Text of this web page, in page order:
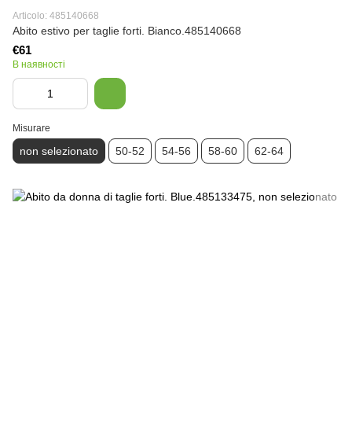
Articolo: 485140668
Abito estivo per taglie forti. Bianco.485140668
€61
В наявності
Misurare
non selezionato 50-52 54-56 58-60 62-64